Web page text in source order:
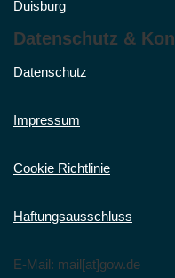
Duisburg
Datenschutz &
Datenschutz
Impressum
Cookie Richtlinie
Haftungsausschluss
E-Mail: mail[at]gow.de